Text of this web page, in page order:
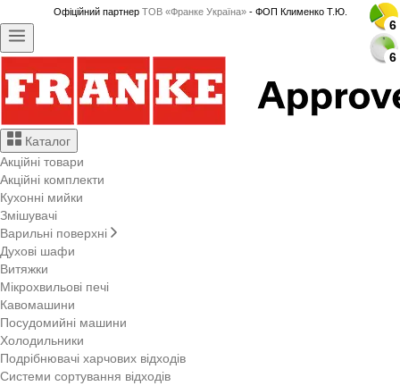
Офіційний партнер ТОВ «Франке Україна»- ФОП Клименко Т.Ю.
Каталог
Акційні товари
Акційні комплекти
Кухонні мийки
Змішувачі
Варильні поверхні
Духові шафи
Витяжки
Мікрохвильові печі
Кавомашини
Посудомийні машини
Холодильники
Подрібнювачі харчових відходів
Системи сортування відходів
6
6
6
6
6
6
6
6
6
6
6
6
6
6
6
6
6
6
6
6
6
6
6
6
6
6
6
6
6
6